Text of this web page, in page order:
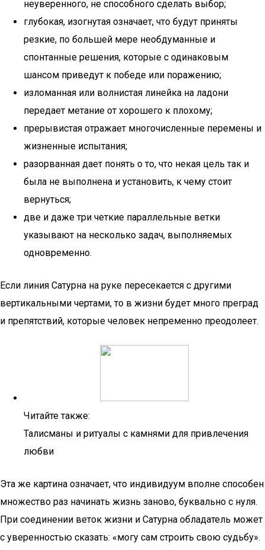
неуверенного, не способного сделать выбор;
глубокая, изогнутая означает, что будут приняты
резкие, по большей мере необдуманные и
спонтанные решения, которые с одинаковым
шансом приведут к победе или поражению;
изломанная или волнистая линейка на ладони
передает метание от хорошего к плохому;
прерывистая отражает многочисленные перемены и
жизненные испытания;
разорванная дает понять о то, что некая цель так и
была не выполнена и установить, к чему стоит
вернуться;
две и даже три четкие параллельные ветки
указывают на несколько задач, выполняемых
одновременно.
Если линия Сатурна на руке пересекается с другими
вертикальными чертами, то в жизни будет много преград
и препятствий, которые человек непременно преодолеет.
Читайте также:
Талисманы и ритуалы с камнями для привлечения
любви
Эта же картина означает, что индивидуум вполне способен
множество раз начинать жизнь заново, буквально с нуля.
При соединении веток жизни и Сатурна обладатель может
с уверенностью сказать: «могу сам строить свою судьбу».